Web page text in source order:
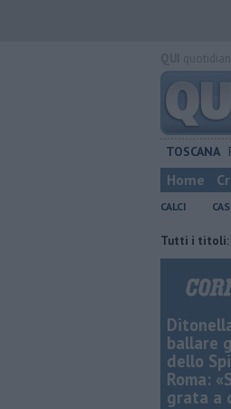
TOSCANA
Home
CALCI
Tutti i titoli:
Canale dei Navicelli, 408mila euro
ballare
dello
Roma:
grata a